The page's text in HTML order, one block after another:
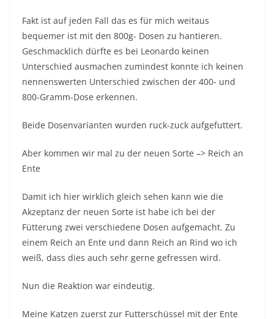
Fakt ist auf jeden Fall das es für mich weitaus
bequemer ist mit den 800g- Dosen zu hantieren.
Geschmacklich dürfte es bei Leonardo keinen
Unterschied ausmachen zumindest konnte ich keinen
nennenswerten Unterschied zwischen der 400- und
800-Gramm-Dose erkennen.
Beide Dosenvarianten wurden ruck-zuck aufgefuttert.
Aber kommen wir mal zu der neuen Sorte –> Reich an
Ente
Damit ich hier wirklich gleich sehen kann wie die
Akzeptanz der neuen Sorte ist habe ich bei der
Fütterung zwei verschiedene Dosen aufgemacht. Zu
einem Reich an Ente und dann Reich an Rind wo ich
weiß, dass dies auch sehr gerne gefressen wird.
Nun die Reaktion war eindeutig.
Meine Katzen zuerst zur Futterschüssel mit der Ente